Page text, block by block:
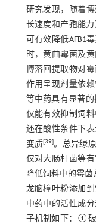
研究发现，随着
长速度和产孢能力
可有效降低AFB1
时，黄曲霉菌及
博落回提取物对
作用呈现剂量依
等中药具有显著
仅能有效抑制饲
还在酸性条件下
变质[39]。总异绿
仅对大肠杆菌等
降低饲料中的霉菌
龙脑樟叶粉添加
中药中的活性成
子机制如下：①破